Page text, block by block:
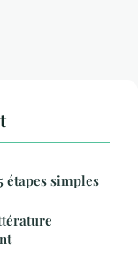
étapes simples